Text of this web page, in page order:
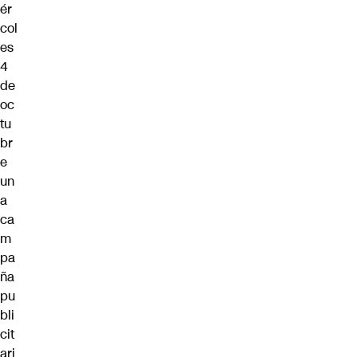
ér
col
es
4
de
oc
tu
br
e
un
a
ca
m
pa
ña
pu
bli
cit
ari